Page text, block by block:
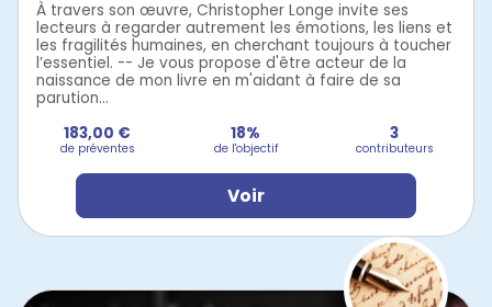
À travers son œuvre, Christopher Longe invite ses
lecteurs à regarder autrement les émotions, les liens et
les fragilités humaines, en cherchant toujours à toucher
l’essentiel. -- Je vous propose d'être acteur de la
naissance de mon livre en m'aidant à faire de sa
parution...
183,00 €
de préventes
18%
de l'objectif
3
contributeurs
Voir